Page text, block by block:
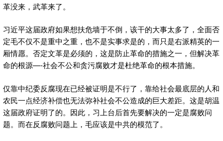
革没来，武革来了。
习近平这届政府如果想扶危墙于不倒，该干的大事太多了，全面否
定毛不仅不是重中之重，也不是实事求是的，而只是右派精英的一
厢情愿。否定文革是必须的，这是防止革命的措施之一，但解决革
命的根源—-社会不公和贪污腐败才是杜绝革命的根本措施。
仅靠中纪委反腐现在已经被证明是不行了，靠给社会最底层的人和
农民一点经济补偿也无法弥补社会不公造成的巨大差距。这是胡温
这届政府证明了的。因此，习上台后首先要解决的一定是腐败问
题。而在反腐败问题上，毛应该是中共的模范了。